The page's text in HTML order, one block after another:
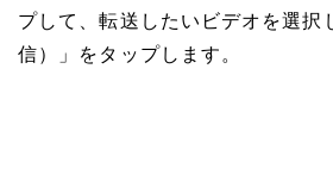
プして、転送したいビデオを選択
信）」をタップします。